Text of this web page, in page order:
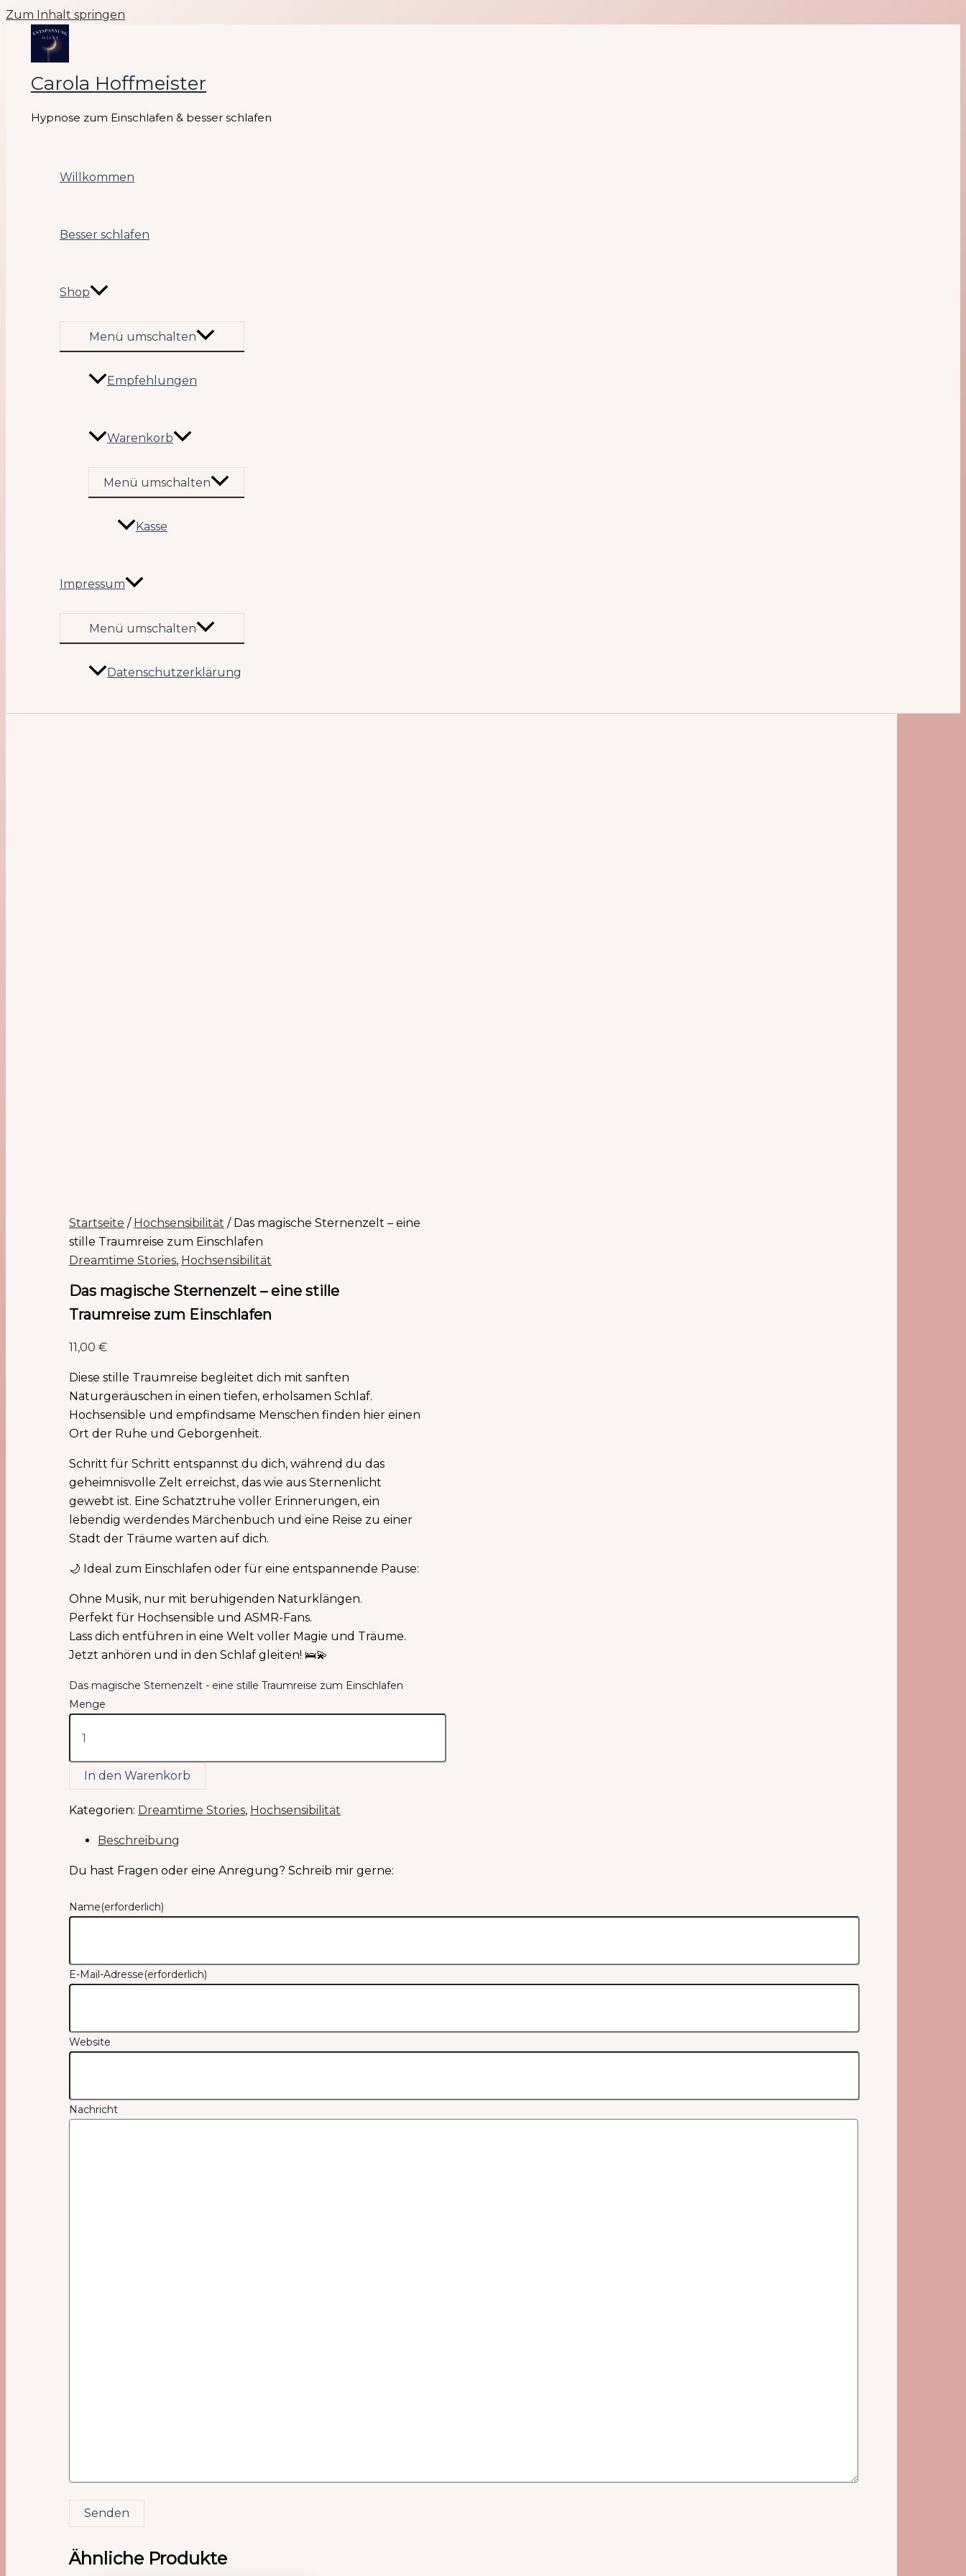
Zum Inhalt springen
Carola Hoffmeister
Hypnose zum Einschlafen & besser schlafen
Willkommen
Besser schlafen
Shop
Menü umschalten
Empfehlungen
Warenkorb
Menü umschalten
Kasse
Impressum
Menü umschalten
Datenschutzerklärung
Startseite / Hochsensibilität / Das magische Sternenzelt – eine
stille Traumreise zum Einschlafen
Dreamtime Stories, Hochsensibilität
Das magische Sternenzelt – eine stille
Traumreise zum Einschlafen
11,00 €
Diese stille Traumreise begleitet dich mit sanften
Naturgeräuschen in einen tiefen, erholsamen Schlaf.
Hochsensible und empfindsame Menschen finden hier einen
Ort der Ruhe und Geborgenheit.
Schritt für Schritt entspannst du dich, während du das
geheimnisvolle Zelt erreichst, das wie aus Sternenlicht
gewebt ist. Eine Schatztruhe voller Erinnerungen, ein
lebendig werdendes Märchenbuch und eine Reise zu einer
Stadt der Träume warten auf dich.
🌙 Ideal zum Einschlafen oder für eine entspannende Pause:
Ohne Musik, nur mit beruhigenden Naturklängen.
Perfekt für Hochsensible und ASMR-Fans.
Lass dich entführen in eine Welt voller Magie und Träume.
Jetzt anhören und in den Schlaf gleiten! 🛌💫
Das magische Sternenzelt - eine stille Traumreise zum Einschlafen
Menge
In den Warenkorb
Kategorien: Dreamtime Stories, Hochsensibilität
Beschreibung
Du hast Fragen oder eine Anregung? Schreib mir gerne:
Name(erforderlich)
E-Mail-Adresse(erforderlich)
Website
Nachricht
Senden
Ähnliche Produkte